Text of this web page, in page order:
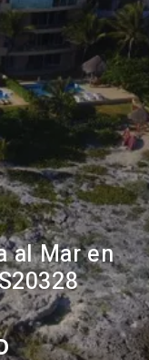
al Mar en